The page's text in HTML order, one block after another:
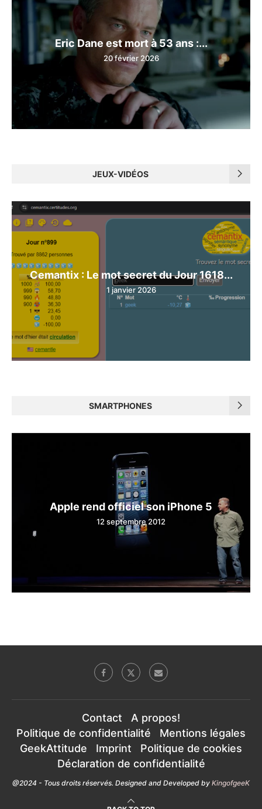
Eric Dane est mort à 53 ans :...
20 février 2026
JEUX-VIDÉOS
Cemantix : Le mot secret du Jour 1618...
1 janvier 2026
SMARTPHONES
Apple rend officiel son iPhone 5
12 septembre 2012
Contact
A propos!
Politique de confidentialité
Mentions légales
GeekAttitude
Imprint
Politique de cookies
Déclaration de confidentialité
@2024 - Tous droits réservés. Designed and Developed by KingofgeeK